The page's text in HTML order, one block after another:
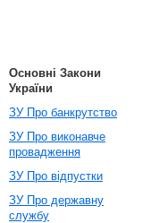
Основні Закони
України
ЗУ Про банкрутство
ЗУ Про виконавче
провадження
ЗУ Про відпустки
ЗУ Про державну
службу